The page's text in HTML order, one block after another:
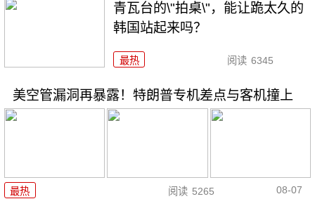
青瓦台的\"拍桌\"，能让跪太久的
韩国站起来吗？
最热 阅读 6345
美空管漏洞再暴露！特朗普专机差点与客机撞上
最热 阅读 5265 08-07